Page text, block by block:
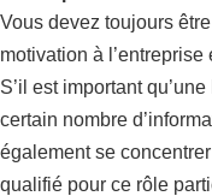
Vous devez toujours
motivation à
S’il est important
certain nombre
également se
qualifié pour ce rôle